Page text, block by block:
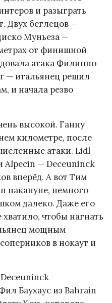
и разыграть
Двух беглецов —
Муньеза —
от финишной
атака Филиппо
— итальянец решил
и начала резво
высокой. Ганну
километре, после
атаки. Lidl —
Alpecin — Deceuninck
вперёд. А вот Тим
накануне, немного
далеко. Даже его
чтобы нагнать
мощным
в нокаут и
Баухаус из Bahrain